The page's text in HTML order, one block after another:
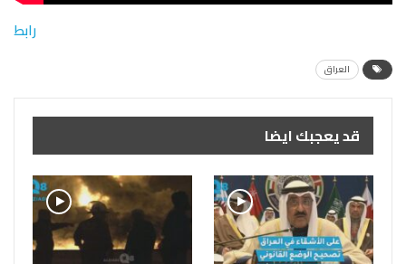
رابط
العراق
قد يعجبك ايضا